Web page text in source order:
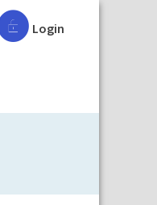
Login